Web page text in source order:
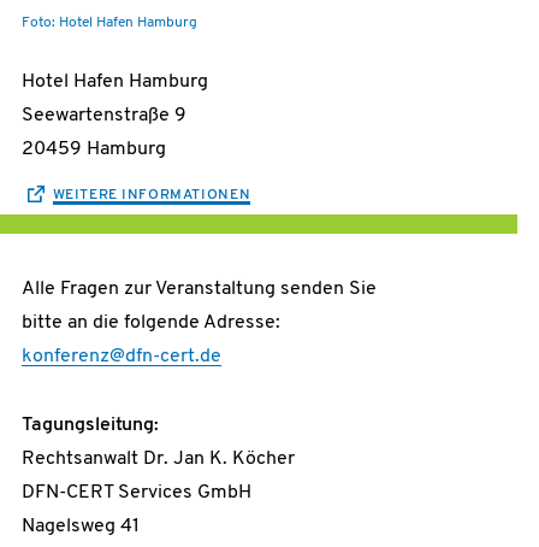
Foto: Hotel Hafen Hamburg
Hotel Hafen Hamburg
Seewartenstraße 9
20459 Hamburg
WEITERE INFORMATIONEN
Alle Fragen zur Veranstaltung senden Sie
bitte an die folgende Adresse:
konferenz@dfn-cert.de
Tagungsleitung:
Rechtsanwalt Dr. Jan K. Köcher
DFN-CERT Services GmbH
Nagelsweg 41